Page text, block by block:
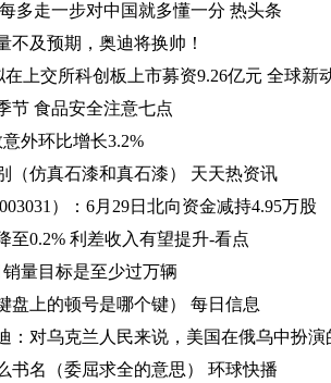
多走一步对中国就多懂一分 热头条
不及预期，奥迪将换帅！
上交所科创板上市募资9.26亿元 全球新
节 食品安全注意七点
外环比增长3.2%
（仿真石漆和真石漆） 天天热资讯
）：6月29日北向资金减持4.95万股
至0.2% 利差收入有望提升-看点
量目标是至少过万辆
盘上的顿号是哪个键） 每日信息
：对乌克兰人民来说，美国在俄乌中扮演
书名（委屈求全的意思） 环球快播